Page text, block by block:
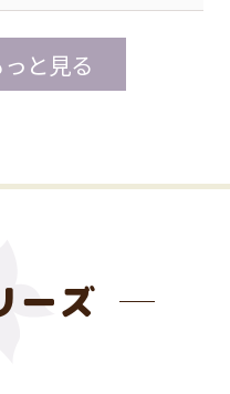
と見る
ーズ